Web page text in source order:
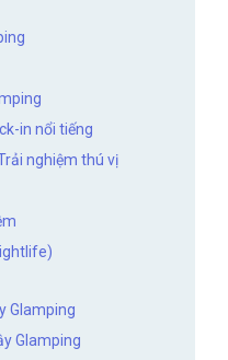
in nổi tiếng
nghiệm thú vị
Glamping
Glamping